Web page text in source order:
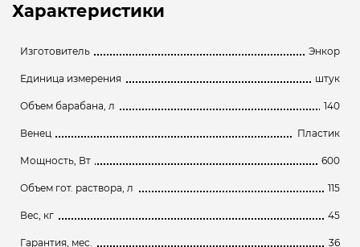
Характеристики
Изготовитель Энкор
Единица измерения штук
Объем барабана, л 140
Венец Пластик
Мощность, Вт 600
Объем гот. раствора, л 115
Вес, кг 45
Гарантия, мес. 36